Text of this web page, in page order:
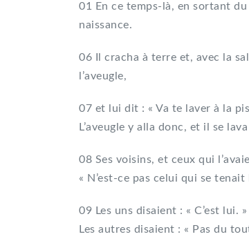
01 En ce temps-là, en sortant du
naissance.
06 Il cracha à terre et, avec la
l’aveugle,
07 et lui dit : « Va te laver à la
L’aveugle y alla donc, et il se
08 Ses voisins, et ceux qui
« N’est-ce pas celui qui se
09 Les uns disaient : « C’est lui. »
Les autres disaient : « Pas du